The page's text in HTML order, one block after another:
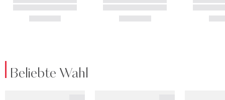
Beliebte Wahl